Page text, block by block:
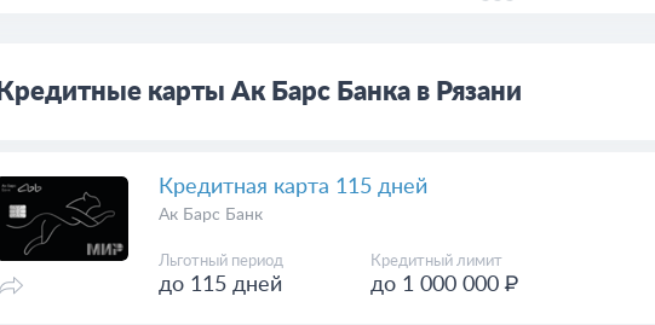
Кредитные карты Ак Барс Банка в Рязани
Кредитная карта 115 дней
Ак Барс Банк
Льготный период
до 115 дней
Кредитный лимит
до 1 000 000 ₽